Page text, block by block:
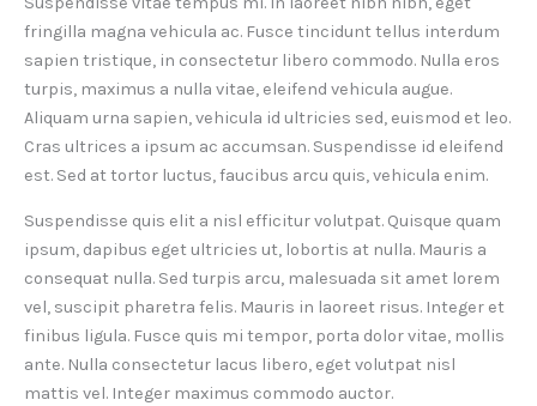
fringilla magna vehicula ac. Fusce tincidunt tellus interdum
sapien tristique, in consectetur libero commodo. Nulla eros
turpis, maximus a nulla vitae, eleifend vehicula augue.
Aliquam urna sapien, vehicula id ultricies sed, euismod et leo.
Cras ultrices a ipsum ac accumsan. Suspendisse id eleifend
est. Sed at tortor luctus, faucibus arcu quis, vehicula enim.
Suspendisse quis elit a nisl efficitur volutpat. Quisque quam
ipsum, dapibus eget ultricies ut, lobortis at nulla. Mauris a
consequat nulla. Sed turpis arcu, malesuada sit amet lorem
vel, suscipit pharetra felis. Mauris in laoreet risus. Integer et
finibus ligula. Fusce quis mi tempor, porta dolor vitae, mollis
ante. Nulla consectetur lacus libero, eget volutpat nisl
mattis vel. Integer maximus commodo auctor.